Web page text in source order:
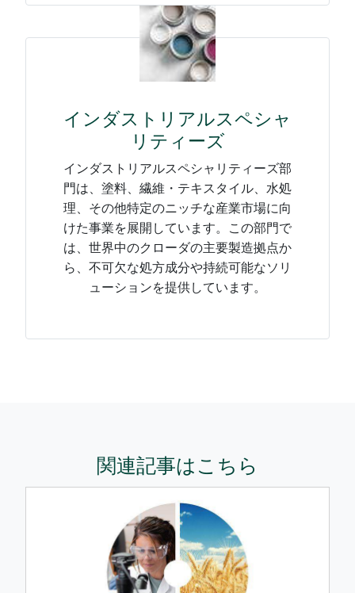
インダストリアルスペシャ
リティーズ
インダストリアルスペシャリティーズ部
門は、塗料、繊維・テキスタイル、水処
理、その他特定のニッチな産業市場に向
けた事業を展開しています。この部門で
は、世界中のクローダの主要製造拠点か
ら、不可欠な処方成分や持続可能なソリ
ューションを提供しています。
関連記事はこちら